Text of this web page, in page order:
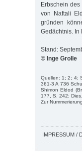
Erbschein
von Naftali
gründen
Gedächtnis. In
Stand:
© Inge Grolle
Quellen: 1; 2; 4;
361-3 A 736
Shimon Eldod
177, S. 242;
Zur
IMPRESSUM /